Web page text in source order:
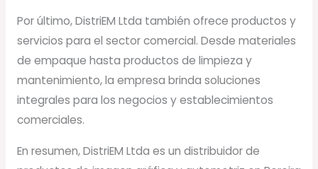
Por último, DistriEM Ltda también ofrece productos y
servicios para el sector comercial. Desde materiales
de empaque hasta productos de limpieza y
mantenimiento, la empresa brinda soluciones
integrales para los negocios y establecimientos
comerciales.
En resumen, DistriEM Ltda es un distribuidor de